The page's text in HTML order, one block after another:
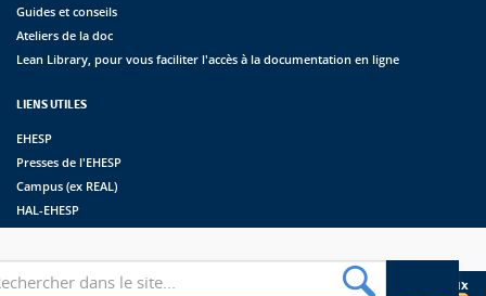
Guides et conseils
Ateliers de la doc
Lean Library, pour vous faciliter l'accès à la documentation en ligne
LIENS UTILES
EHESP
Presses de l'EHESP
Campus (ex REAL)
HAL-EHESP
Suivez les bibliothèques de l'EHESP sur les réseaux sociaux